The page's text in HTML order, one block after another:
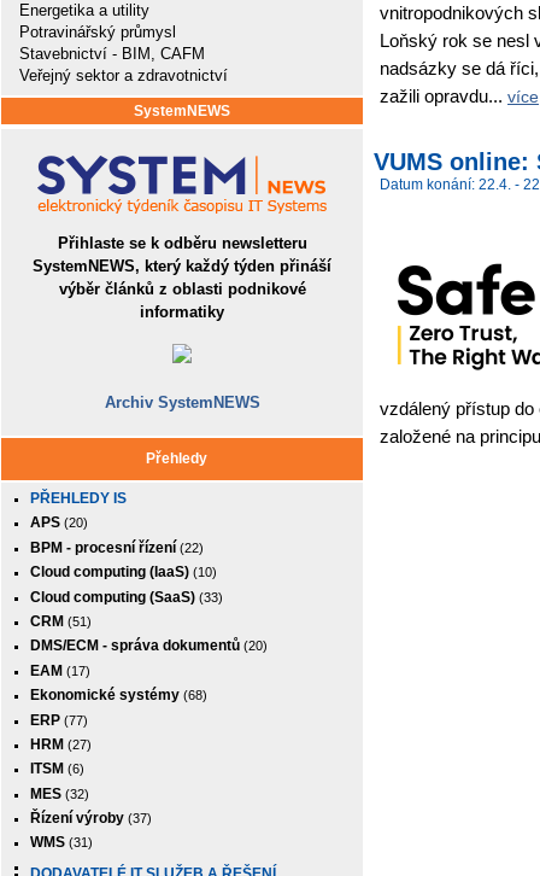
Energetika a utility
Potravinářský průmysl
Stavebnictví - BIM, CAFM
Veřejný sektor a zdravotnictví
SystemNEWS
Přihlaste se k odběru newsletteru
SystemNEWS, který každý týden přináší
výběr článků z oblasti podnikové
informatiky
Archiv SystemNEWS
Přehledy
PŘEHLEDY IS
APS (20)
BPM - procesní řízení (22)
Cloud computing (IaaS) (10)
Cloud computing (SaaS) (33)
CRM (51)
DMS/ECM - správa dokumentů (20)
EAM (17)
Ekonomické systémy (68)
ERP (77)
HRM (27)
ITSM (6)
MES (32)
Řízení výroby (37)
WMS (31)
vnitropodnikových
Loňský rok se nesl
nadsázky se dá
zažili opravdu... více
VUMS online:
Datum konání: 22.4. -
vzdálený přístup
založené na